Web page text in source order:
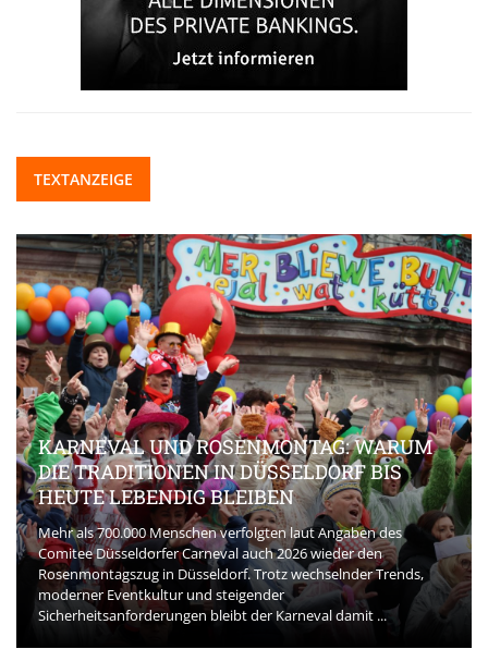
TEXTANZEIGE
KARNEVAL UND ROSENMONTAG: WARUM
DIE TRADITIONEN IN DÜSSELDORF BIS
HEUTE LEBENDIG BLEIBEN
Mehr als 700.000 Menschen verfolgten laut Angaben des
Comitee Düsseldorfer Carneval auch 2026 wieder den
Rosenmontagszug in Düsseldorf. Trotz wechselnder Trends,
moderner Eventkultur und steigender
Sicherheitsanforderungen bleibt der Karneval damit ...